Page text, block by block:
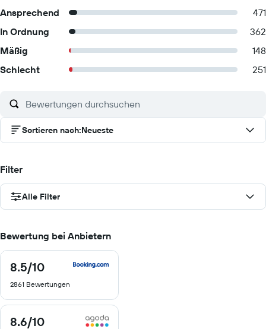
Ansprechend
471
In Ordnung
362
Mäßig
148
Schlecht
251
Sortieren nach:Neueste
Filter
Alle Filter
Bewertung bei Anbietern
8.5/10
8.5
10
2861 Bewertungen
8.6/10
8.6